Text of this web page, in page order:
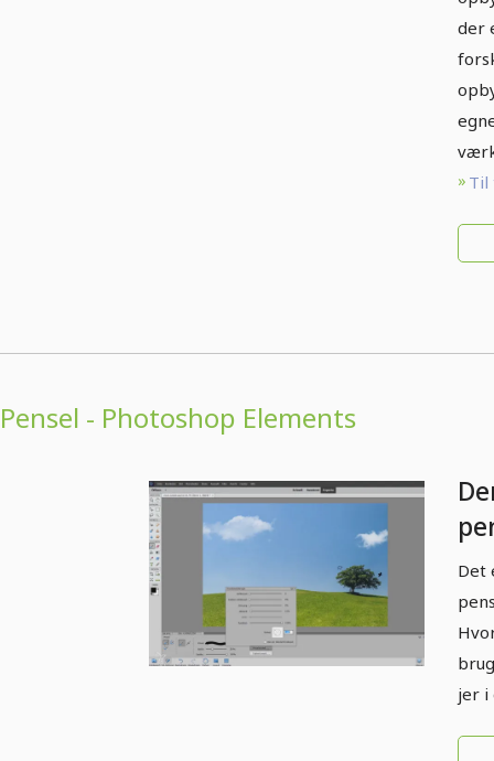
der
Til
Pensel - Photoshop Elements
Det
jer i